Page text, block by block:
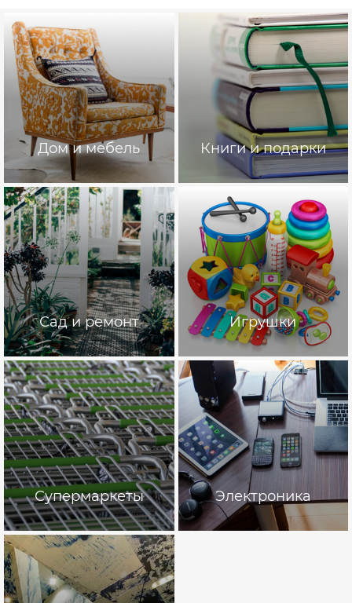
Дом и мебель Книги и подарки
Сад и ремонт Игрушки
Супермаркеты Электроника